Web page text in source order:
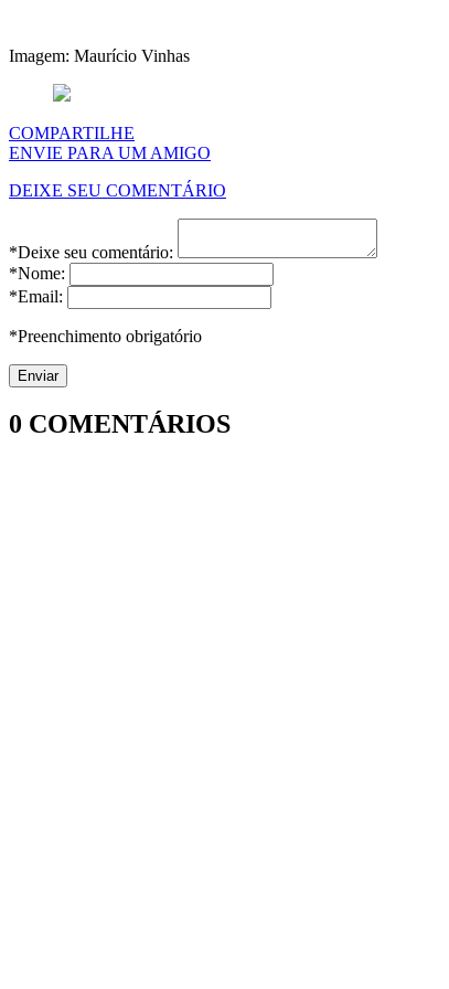
Imagem: Maurício Vinhas
COMPARTILHE
ENVIE PARA UM AMIGO
DEIXE SEU COMENTÁRIO
*Deixe seu comentário:
*Nome:
*Email:
*Preenchimento obrigatório
0 COMENTÁRIOS